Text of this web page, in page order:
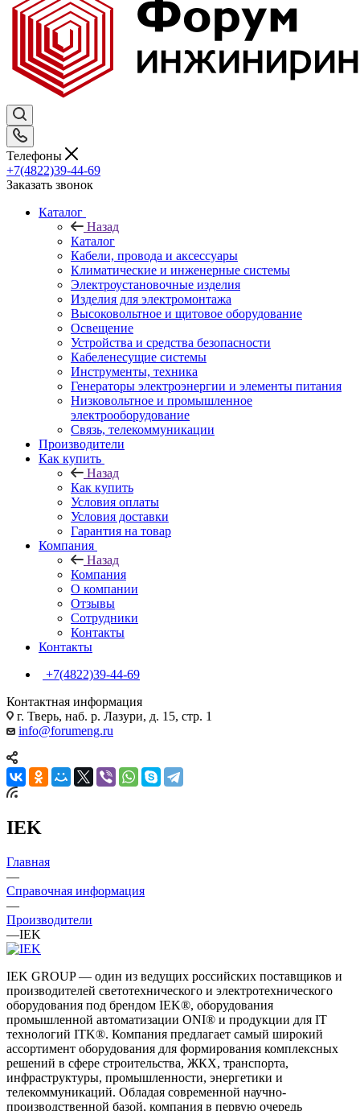
Телефоны
+7(4822)39-44-69
Заказать звонок
Каталог
Назад
Каталог
Кабели, провода и аксессуары
Климатические и инженерные системы
Электроустановочные изделия
Изделия для электромонтажа
Высоковольтное и щитовое оборудование
Освещение
Устройства и средства безопасности
Кабеленесущие системы
Инструменты, техника
Генераторы электроэнергии и элементы питания
Низковольтное и промышленное
электрооборудование
Связь, телекоммуникации
Производители
Как купить
Назад
Как купить
Условия оплаты
Условия доставки
Гарантия на товар
Компания
Назад
Компания
О компании
Отзывы
Сотрудники
Контакты
Контакты
+7(4822)39-44-69
Контактная информация
г. Тверь, наб. р. Лазури, д. 15, стр. 1
info@forumeng.ru
IEK
Главная
—
Справочная информация
—
Производители
—IEK
IEK GROUP — один из ведущих российских поставщиков и
производителей светотехнического и электротехнического
оборудования под брендом IEK®, оборудования
промышленной автоматизации ONI® и продукции для IT
технологий ITK®. Компания предлагает самый широкий
ассортимент оборудования для формирования комплексных
решений в сфере строительства, ЖКХ, транспорта,
инфраструктуры, промышленности, энергетики и
телекоммуникаций. Обладая современной научно-
производственной базой, компания в первую очередь